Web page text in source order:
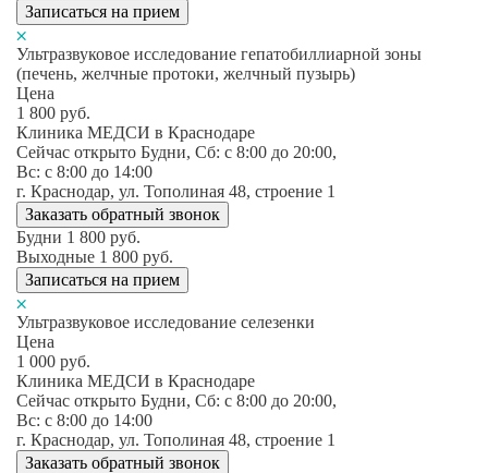
Записаться на прием
Ультразвуковое исследование гепатобиллиарной зоны
(печень, желчные протоки, желчный пузырь)
Цена
1 800 руб.
Клиника МЕДСИ в Краснодаре
Сейчас открыто Будни, Сб: c 8:00 до 20:00,
Вс: c 8:00 до 14:00
г. Краснодар, ул. Тополиная 48, строение 1
Заказать обратный звонок
Будни 1 800 руб.
Выходные 1 800 руб.
Записаться на прием
Ультразвуковое исследование селезенки
Цена
1 000 руб.
Клиника МЕДСИ в Краснодаре
Сейчас открыто Будни, Сб: c 8:00 до 20:00,
Вс: c 8:00 до 14:00
г. Краснодар, ул. Тополиная 48, строение 1
Заказать обратный звонок